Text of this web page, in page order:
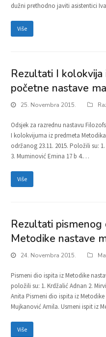
dužni prethodno javiti asistentici
Više
Rezultati I
početne nastave
25. Novembra 2015.
Odsjek za razrednu nastavu
I kolokvijuma iz predmeta
održanog 23.11. 2015. Položili su:
3. Muminović Emina 17 b 4.…
Više
Rezultati pismenog
Metodike nastave
24. Novembra 2015.
Pismeni dio ispita iz Metodike
položili su: 1. Krdžalić Adnan 2.
Anita Pismeni dio ispita iz
Mujkanović Amila. Usmeni ispit iz
Više